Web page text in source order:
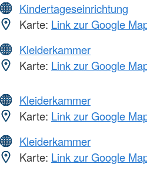
Kindertageseinrichtung
Karte: Link zur Google
Kleiderkammer
Karte: Link zur Google
Kleiderkammer
Karte: Link zur Google
Kleiderkammer
Karte: Link zur Google